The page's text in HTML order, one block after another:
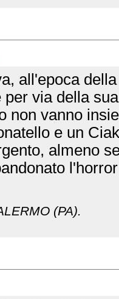
all'epoca
per via della
non vanno
e un
almeno
(PA).